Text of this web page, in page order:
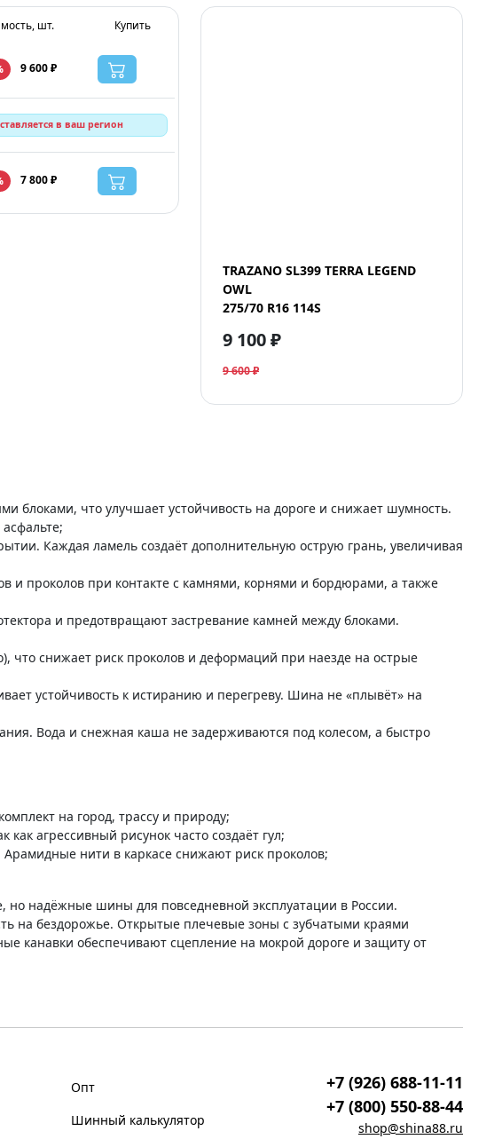
шт. Купить
9 600 ₽
в ваш регион
7 800 ₽
TRAZANO SL399 TERRA LEGEND
OWL
275/70 R16 114S
9 100 ₽
9 600 ₽
что улучшает устойчивость на дороге и снижает шумность.
Каждая ламель создаёт дополнительную острую грань, увеличивая
проколов при контакте с камнями, корнями и бордюрами, а также
и предотвращают застревание камней между блоками.
что снижает риск проколов и деформаций при наезде на острые
устойчивость к истиранию и перегреву. Шина не «плывёт» на
Вода и снежная каша не задерживаются под колесом, а быстро
на город, трассу и природу;
агрессивный рисунок часто создаёт гул;
нити в каркасе снижают риск проколов;
надёжные шины для повседневной эксплуатации в России.
на бездорожье. Открытые плечевые зоны с зубчатыми краями
канавки обеспечивают сцепление на мокрой дороге и защиту от
Опт
Шинный калькулятор
+7 (926) 688-11-11
+7 (800) 550-88-44
shop@shina88.ru